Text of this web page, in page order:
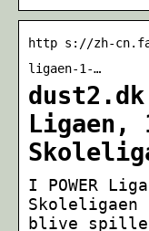
http s://zh-
ligaen-1-…
dust2.dk
Ligaen,
I POWER
blive